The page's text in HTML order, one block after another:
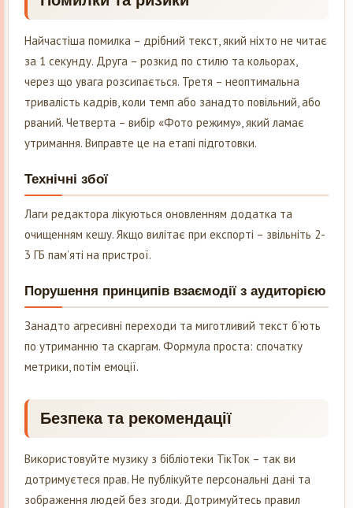
Найчастіша помилка – дрібний текст, який ніхто не читає
за 1 секунду. Друга – розкид по стилю та кольорах,
через що увага розсипається. Третя – неоптимальна
тривалість кадрів, коли темп або занадто повільний, або
рваний. Четверта – вибір «Фото режиму», який ламає
утримання. Виправте це на етапі підготовки.
Технічні збої
Лаги редактора лікуються оновленням додатка та
очищенням кешу. Якщо вилітає при експорті – звільніть 2-
3 ГБ пам’яті на пристрої.
Порушення принципів взаємодії з аудиторією
Занадто агресивні переходи та миготливий текст б’ють
по утриманню та скаргам. Формула проста: спочатку
метрики, потім емоції.
Безпека та рекомендації
Використовуйте музику з бібліотеки ТікТок – так ви
дотримуєтеся прав. Не публікуйте персональні дані та
зображення людей без згоди. Дотримуйтесь правил